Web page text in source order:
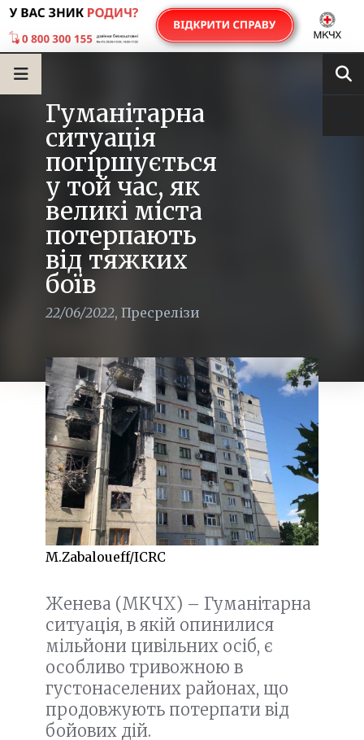
Гуманітарна
ситуація
погіршується
у той час, як
великі міста
потерпають
від тяжких
боїв
22/06/2022, Пресрелізи
M.Zabaloueff/ICRC
Женева (МКЧХ) – Гуманітарна
ситуація, в якій опинилися
мільйони цивільних осіб, є
особливо тривожною в
густонаселених районах, що
продовжують потерпати від
бойових дій.